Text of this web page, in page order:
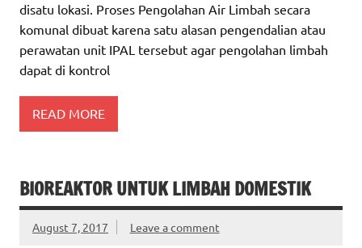
disatu lokasi. Proses Pengolahan Air Limbah secara
komunal dibuat karena satu alasan pengendalian atau
perawatan unit IPAL tersebut agar pengolahan limbah
dapat di kontrol
READ MORE
BIOREAKTOR UNTUK LIMBAH DOMESTIK
August 7, 2017 Leave a comment